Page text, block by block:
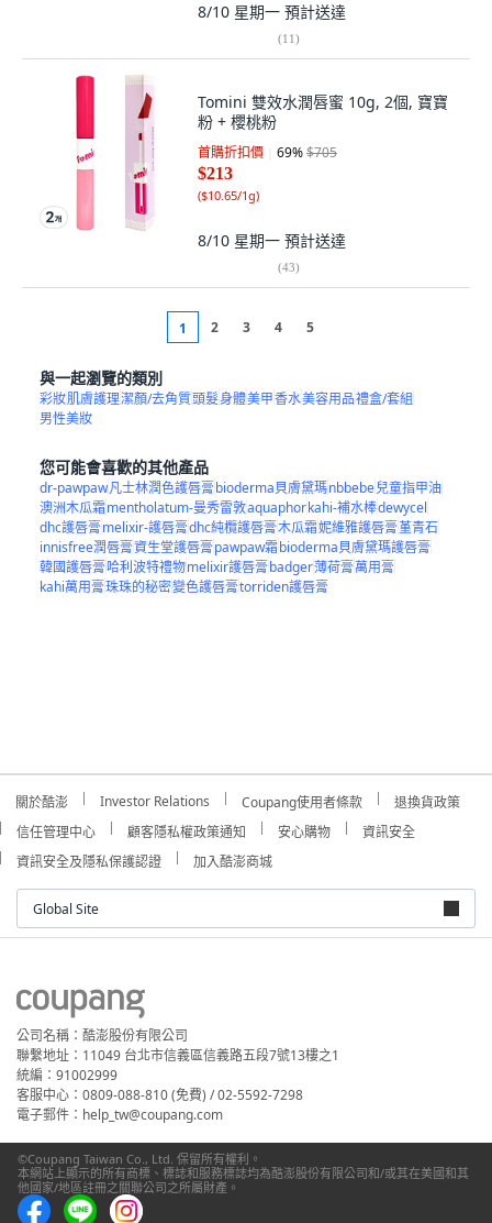
8/10 星期一 預計送達
(11)
Tomini 雙效水潤唇蜜 10g, 2個, 寶寶
粉 + 櫻桃粉
首購折扣價 69%$705
$213
($10.65/1g)
8/10 星期一 預計送達
(43)
1 2 3 4 5
與一起瀏覽的類別
彩妝肌膚護理潔顏/去角質頭髮身體美甲香水美容用品禮盒/套組
男性美妝
您可能會喜歡的其他產品
dr-pawpaw凡士林潤色護唇膏bioderma貝膚黛瑪nbbebe兒童指甲油
澳洲木瓜霜mentholatum-曼秀雷敦aquaphorkahi-補水棒dewycel
dhc護唇膏melixir-護唇膏dhc純欖護唇膏木瓜霜妮維雅護唇膏堇青石
innisfree潤唇膏資生堂護唇膏pawpaw霜bioderma貝膚黛瑪護唇膏
韓國護唇膏哈利波特禮物melixir護唇膏badger薄荷膏萬用膏
kahi萬用膏珠珠的秘密變色護唇膏torriden護唇膏
關於酷澎 Investor Relations Coupang使用者條款
退換貨政策
信任管理中心
顧客隱私權政策通知 安心購物
資訊安全
資訊安全及隱私保護認證
加入酷澎商城
Global Site
公司名稱：酷澎股份有限公司
聯繫地址：11049 台北市信義區信義路五段7號13樓之1
統編：91002999
客服中心：0809-088-810 (免費) / 02-5592-7298
電子郵件：help_tw@coupang.com
©Coupang Taiwan Co., Ltd. 保留所有權利。
本網站上顯示的所有商標、標誌和服務標誌均為酷澎股份有限公司和/或其在美國和其
他國家/地區註冊之關聯公司之所屬財產。